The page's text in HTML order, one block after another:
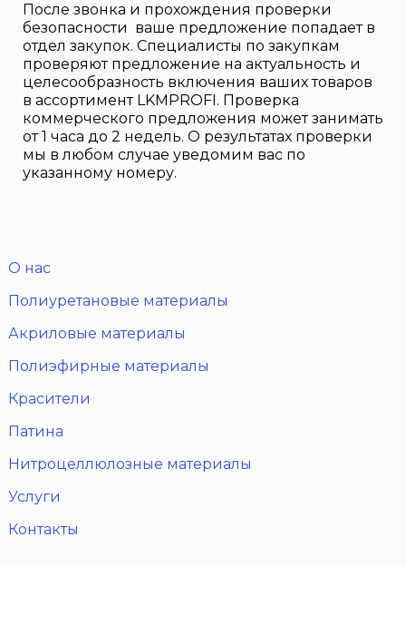
О нас
Полиуретановые материалы
Акриловые материалы
Полиэфирные материалы
Красители
Патина
Нитроцеллюлозные материалы
Услуги
Контакты
После звонка и прохождения проверки
безопасности ваше предложение попадает в
отдел закупок. Специалисты по закупкам
проверяют предложение на актуальность и
целесообразность включения ваших товаров
в ассортимент LKMPROFI. Проверка
коммерческого предложения может занимать
от 1 часа до 2 недель. О результатах проверки
мы в любом случае уведомим вас по
указанному номеру.